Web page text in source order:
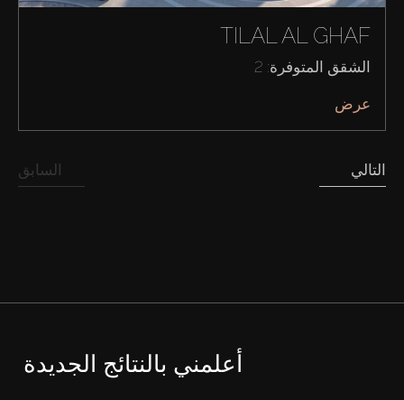
TILAL AL GHAF
الشقق المتوفرة: 2
عرض
السابق التالي
أعلمني بالنتائج الجديدة